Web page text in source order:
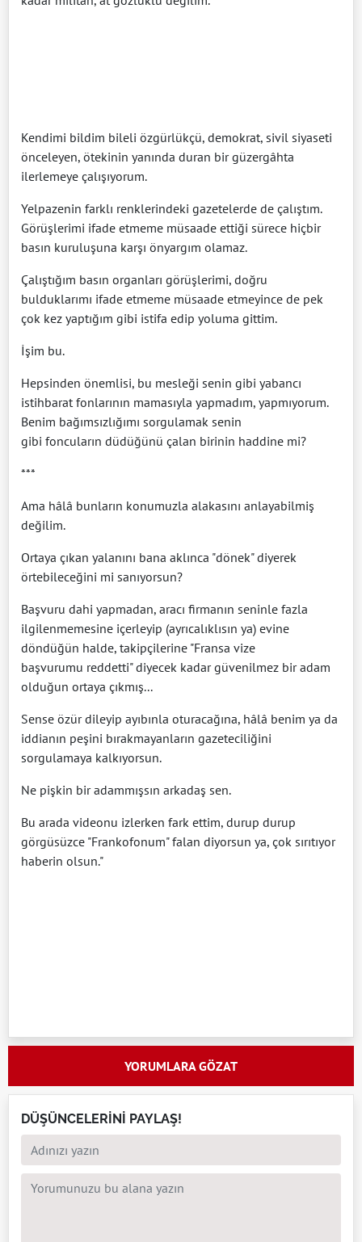
Kendimi bildim bileli özgürlükçü, demokrat, sivil siyaseti
önceleyen, ötekinin yanında duran bir güzergâhta
ilerlemeye çalışıyorum.
Yelpazenin farklı renklerindeki gazetelerde de çalıştım.
Görüşlerimi ifade etmeme müsaade ettiği sürece hiçbir
basın kuruluşuna karşı önyargım olamaz.
Çalıştığım basın organları görüşlerimi, doğru
bulduklarımı ifade etmeme müsaade etmeyince de pek
çok kez yaptığım gibi istifa edip yoluma gittim.
İşim bu.
Hepsinden önemlisi, bu mesleği senin gibi yabancı
istihbarat fonlarının mamasıyla yapmadım, yapmıyorum.
Benim bağımsızlığımı sorgulamak senin
gibi foncuların düdüğünü çalan birinin haddine mi?
***
Ama hâlâ bunların konumuzla alakasını anlayabilmiş
değilim.
Ortaya çıkan yalanını bana aklınca "dönek" diyerek
örtebileceğini mi sanıyorsun?
Başvuru dahi yapmadan, aracı firmanın seninle fazla
ilgilenmemesine içerleyip (ayrıcalıklısın ya) evine
döndüğün halde, takipçilerine "Fransa vize
başvurumu reddetti" diyecek kadar güvenilmez bir adam
olduğun ortaya çıkmış...
Sense özür dileyip ayıbınla oturacağına, hâlâ benim ya da
iddianın peşini bırakmayanların gazeteciliğini
sorgulamaya kalkıyorsun.
Ne pişkin bir adammışsın arkadaş sen.
Bu arada videonu izlerken fark ettim, durup durup
görgüsüzce "Frankofonum" falan diyorsun ya, çok sırıtıyor
haberin olsun."
YORUMLARA GÖZAT
DÜŞÜNCELERİNİ PAYLAŞ!